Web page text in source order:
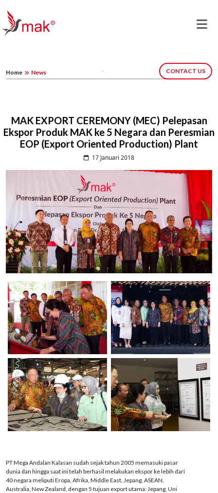
Home News CONTACT US
MAK EXPORT CEREMONY (MEC) Pelepasan
Ekspor Produk MAK ke 5 Negara dan Peresmian
EOP (Export Oriented Production) Plant
17 Januari 2018
PT Mega Andalan Kalasan sudah sejak tahun 2005 memasuki pasar
dunia dan hingga saat ini telah berhasil melakukan ekspor ke lebih dari
40 negara meliputi Eropa, Afrika, Middle East, Jepang, ASEAN,
Australia, New Zealand, dengan 5 tujuan export utama: Jepang, Uni